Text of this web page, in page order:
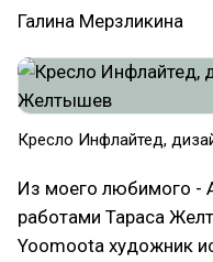
Галина Мерзликина
Кресло Инфлайтед,
Из моего любимого -
работами Тараса
Yoomoota художник